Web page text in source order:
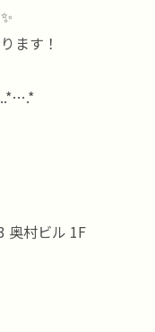
ます！
奥村ビル 1F